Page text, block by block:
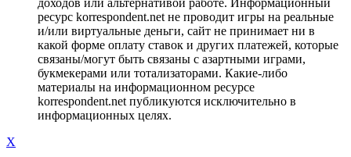
ресурс korrespondent.net не проводит игры на реальные
и/или виртуальные деньги, сайт не принимает ни в
какой форме оплату ставок и других платежей, которые
связаны/могут быть связаны с азартными играми,
букмекерами или тотализаторами. Какие-либо
материалы на информационном ресурсе
korrespondent.net публикуются исключительно в
информационных целях.
X